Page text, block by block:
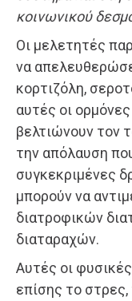
κοινωνικού
Οι μελετητές
να
κορτιζόλη,
αυτές οι
βελτιώνουν τον
την απόλαυση
συγκεκριμένες
μπορούν να
διατροφικών
διαταραχών.
Αυτές οι
επίσης το στρες,